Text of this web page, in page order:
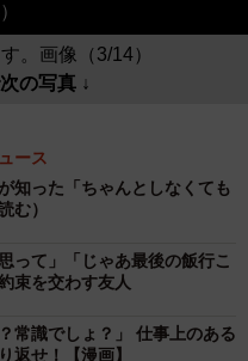
。画像（3/14）
の写真 ↓
ース
知った「ちゃんとしなくても
む）
って」「じゃあ最後の飯行こ
束を交わす友人
常識でしょ？」 仕事上のある
せ！【漫画】